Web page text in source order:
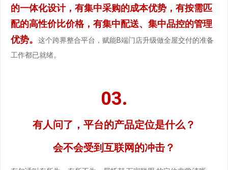
的一体化设计，有集中采购的成本优势，有按需匹
配的高性价比价格，有集中配送、集中品控的管理
优势。
这个跨界整合平台，赋能B端门店升级做全屋交付的准备
工作都已就绪。
03.
有人问了，平台的产品定位是什么？
会不会受到互联网的冲击？